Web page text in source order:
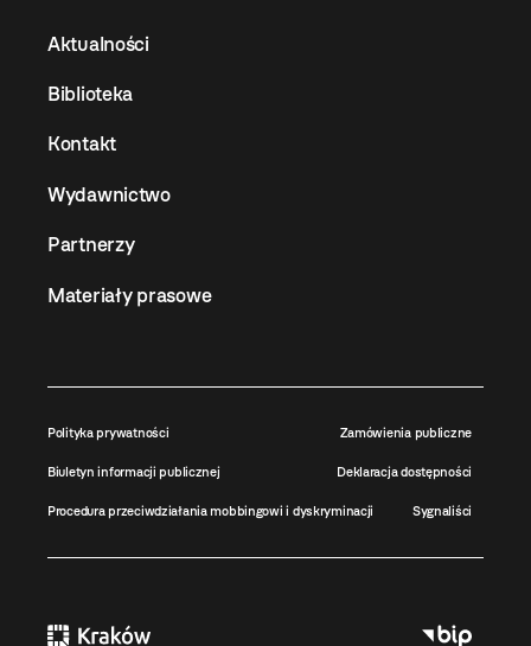
Aktualności
Biblioteka
Kontakt
Wydawnictwo
Partnerzy
Materiały prasowe
Polityka prywatności Zamówienia publiczne
Biuletyn informacji publicznej Deklaracja dostępności
Procedura przeciwdziałania mobbingowi i dyskryminacji Sygnaliści